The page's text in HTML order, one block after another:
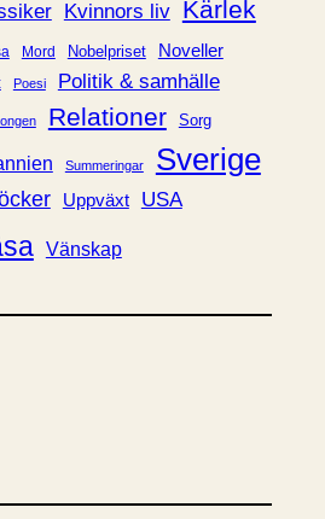
Kvinnors liv Kärlek
Mord Nobelpriset Noveller
Poesi
Politik & samhälle
Relationer Sorg
Summeringar Sverige
Uppväxt USA
Vänskap